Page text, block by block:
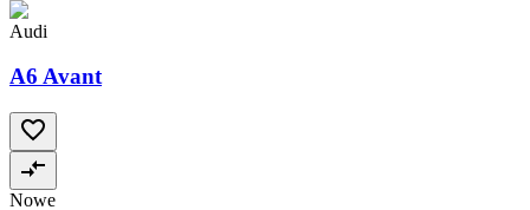
Audi
A6 Avant
Nowe